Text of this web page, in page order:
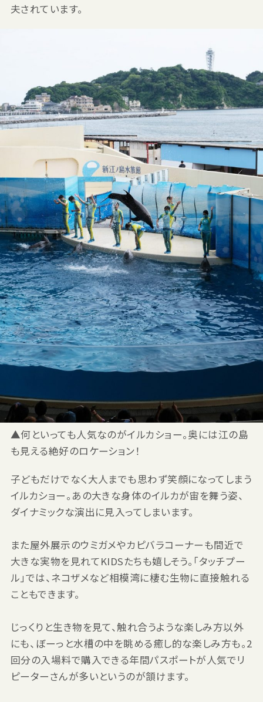
夫されています。
▲何といっても人気なのがイルカショー。奥には江の島
も見える絶好のロケーション！
子どもだけでなく大人までも思わず笑顔になってしまう
イルカショー。あの大きな身体のイルカが宙を舞う姿、
ダイナミックな演出に見入ってしまいます。
また屋外展示のウミガメやカピバラコーナーも間近で
大きな実物を見れてKIDSたちも嬉しそう。「タッチプー
ル」では、ネコザメなど相模湾に棲む生物に直接触れる
こともできます。
じっくりと生き物を見て、触れ合うような楽しみ方以外
にも、ぼーっと水槽の中を眺める癒し的な楽しみ方も。2
回分の入場料で購入できる年間パスポートが人気でリ
ピーターさんが多いというのが頷けます。